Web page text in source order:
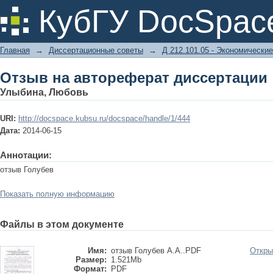
КубГУ
Отзыв на автореферат диссертации
Главная → Диссертационные советы → Д 212.101.05 -
Отзыв на автореферат диссертации
Улыбина, Любовь
URI: http://docspace.kubsu.ru/docspace/handle/1/444
Дата: 2014-06-15
Аннотации:
отзыв Голубев
Показать полную информацию
Файлы в этом документе
Имя: отзыв Голубев А.А..PDF
Размер: 1.521Mb
Формат:
PDF